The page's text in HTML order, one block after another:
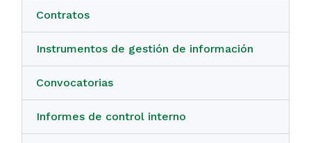
Contratos
Instrumentos de gestión de información
Convocatorias
Informes de control interno